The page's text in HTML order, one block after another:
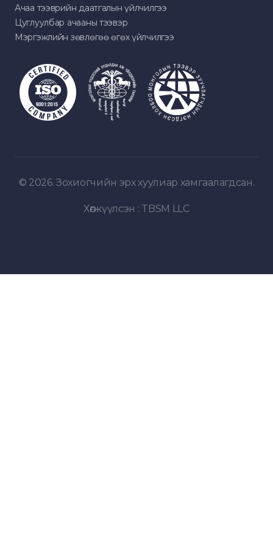
Ачаа тээврийн даатгалын үйлчилгээ
Цуглуулбар ачааны тээвэр
Мэргэжлийн зөвлөгөө өгөх үйлчилгээ
© 2026. Зохиогчийн эрх хуулиар хамгаалагдсан.
Хөгжүүлсэн : TBSM LLC